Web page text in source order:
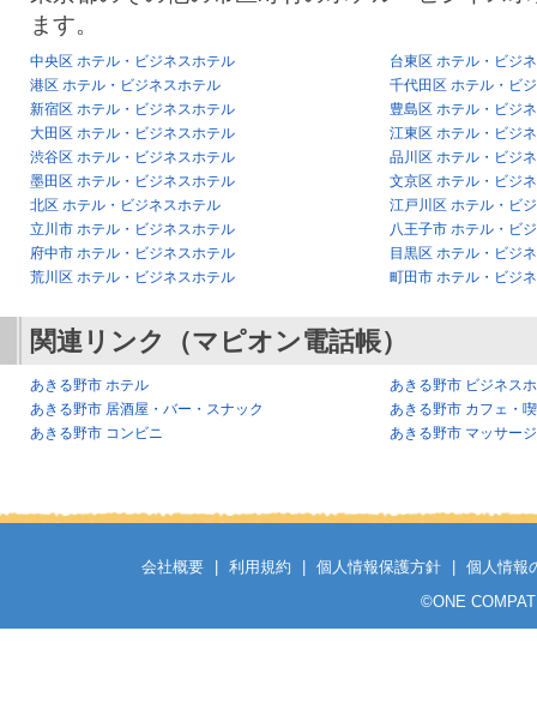
ます。
中央区 ホテル・ビジネスホテル
台東区 ホテル・ビジ
港区 ホテル・ビジネスホテル
千代田区 ホテル・ビ
新宿区 ホテル・ビジネスホテル
豊島区 ホテル・ビジ
大田区 ホテル・ビジネスホテル
江東区 ホテル・ビジ
渋谷区 ホテル・ビジネスホテル
品川区 ホテル・ビジ
墨田区 ホテル・ビジネスホテル
文京区 ホテル・ビジ
北区 ホテル・ビジネスホテル
江戸川区 ホテル・ビ
立川市 ホテル・ビジネスホテル
八王子市 ホテル・ビ
府中市 ホテル・ビジネスホテル
目黒区 ホテル・ビジ
荒川区 ホテル・ビジネスホテル
町田市 ホテル・ビジ
関連リンク（マピオン電話帳）
あきる野市 ホテル
あきる野市 ビジネス
あきる野市 居酒屋・バー・スナック
あきる野市 カフェ・
あきる野市 コンビニ
あきる野市 マッサー
会社概要 利用規約 個人情報保護方針
個人情報
©ONE